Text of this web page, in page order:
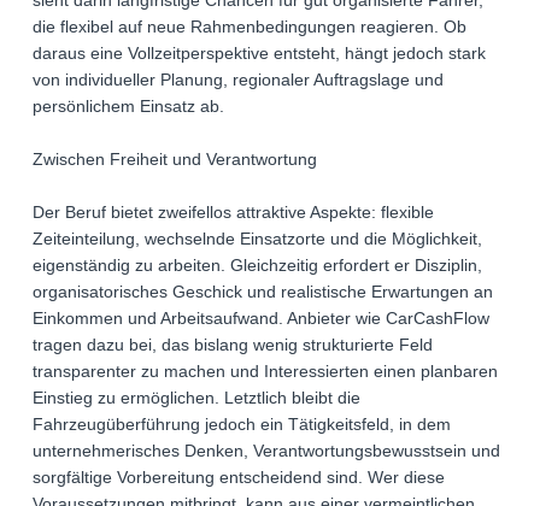
die flexibel auf neue Rahmenbedingungen reagieren. Ob
daraus eine Vollzeitperspektive entsteht, hängt jedoch stark
von individueller Planung, regionaler Auftragslage und
persönlichem Einsatz ab.
Zwischen Freiheit und Verantwortung
Der Beruf bietet zweifellos attraktive Aspekte: flexible
Zeiteinteilung, wechselnde Einsatzorte und die Möglichkeit,
eigenständig zu arbeiten. Gleichzeitig erfordert er Disziplin,
organisatorisches Geschick und realistische Erwartungen an
Einkommen und Arbeitsaufwand. Anbieter wie CarCashFlow
tragen dazu bei, das bislang wenig strukturierte Feld
transparenter zu machen und Interessierten einen planbaren
Einstieg zu ermöglichen. Letztlich bleibt die
Fahrzeugüberführung jedoch ein Tätigkeitsfeld, in dem
unternehmerisches Denken, Verantwortungsbewusstsein und
sorgfältige Vorbereitung entscheidend sind. Wer diese